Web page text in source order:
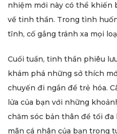
nhiệm mới này có thể khiến
về tinh thần. Trong tình
tĩnh, cố gắng tránh xa mọi
Cuối tuần, tinh thần phiêu
khám phá những sở thích
chuyến đi ngắn để trẻ hóa.
lửa của bạn với những
chăm sóc bản thân để tối đa
mãn cá nhân của bạn trong